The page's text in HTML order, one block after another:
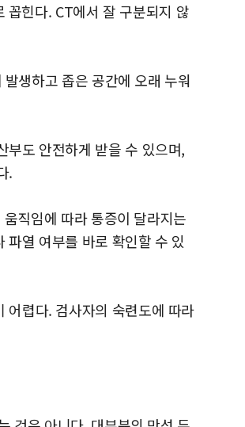
꼽힌다. CT에서 잘 구분되지 않
생하고 좁은 공간에 오래 누워
부도 안전하게 받을 수 있으며,
.
직임에 따라 통증이 달라지는
파열 여부를 바로 확인할 수 있
어렵다. 검사자의 숙련도에 따라